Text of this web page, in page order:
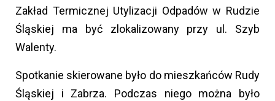
Zakład Termicznej Utylizacji Odpadów w Rudzie
Śląskiej ma być zlokalizowany przy ul. Szyb
Walenty.
Spotkanie skierowane było do mieszkańców Rudy
Śląskiej i Zabrza. Podczas niego można było